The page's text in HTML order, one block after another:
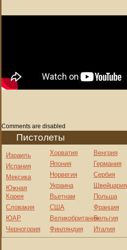
Comments are disabled
Пистолеты
Израиль
Испания
Мексика
Южная
Корея
Словакия
ЮАР
Черногория
Хорватия
Япония
Норвегия
Украина
Вьетнам
США
Великобритания
Финляндия
Венгрия
Германия
Сербия
Швейцария
Польша
Франция
Бельгия
Италия